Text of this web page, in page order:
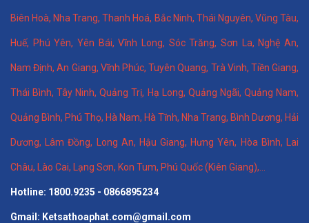
Biên Hoà, Nha Trang,Thanh Hoá, Bắc Ninh, Thái Nguyên, Vũng Tàu,
Huế, Phú Yên,Yên Bái,Vĩnh Long, Sóc Trăng,Sơn La, Nghệ An,
Nam Định,An Giang, Vĩnh Phúc,Tuyên Quang, Trà Vinh, Tiền Giang,
Thái Bình,Tây Ninh,Quảng Trị, Hạ Long, Quảng Ngãi, Quảng Nam,
Quảng Bình, Phú Thọ, Hà Nam, Hà Tĩnh, Nha Trang, Bình Dương, Hải
Dương, Lâm Đồng, Long An, Hậu Giang, Hưng Yên, Hòa Bình, Lai
Châu, Lào Cai, Lạng Sơn, Kon Tum, Phú Quốc (Kiên Giang),...
Hotline: 1800.9235 - 0866895234
Gmail: Ketsathoaphat.com@gmail.com